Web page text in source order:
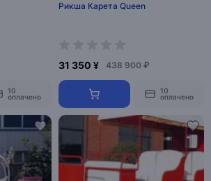
10
оплачено
Рикша Карета Queen
31 350 ¥ 438 900 ₽
10
оплачено